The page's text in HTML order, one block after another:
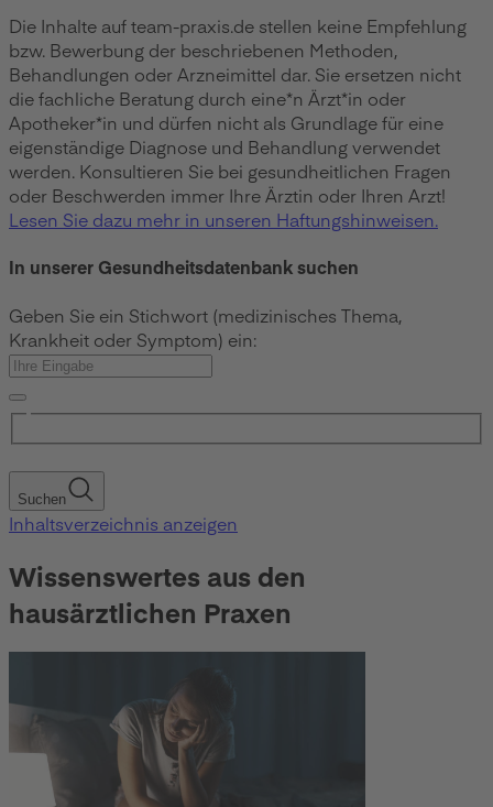
Die Inhalte auf team-praxis.de stellen keine Empfehlung
bzw. Bewerbung der beschriebenen Methoden,
Behandlungen oder Arzneimittel dar. Sie ersetzen nicht
die fachliche Beratung durch eine*n Ärzt*in oder
Apotheker*in und dürfen nicht als Grundlage für eine
eigenständige Diagnose und Behandlung verwendet
werden. Konsultieren Sie bei gesundheitlichen Fragen
oder Beschwerden immer Ihre Ärztin oder Ihren Arzt!
Lesen Sie dazu mehr in unseren Haftungshinweisen.
In unserer Gesundheitsdatenbank suchen
Geben Sie ein Stichwort (medizinisches Thema,
Krankheit oder Symptom) ein:
Suchen
Inhaltsverzeichnis anzeigen
Wissenswertes aus den
hausärztlichen Praxen